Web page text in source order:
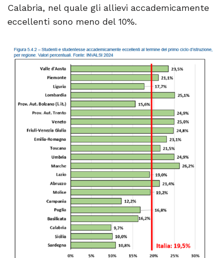
Calabria, nel quale gli allievi accademicamente
eccellenti sono meno del 10%.